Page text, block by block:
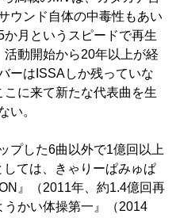
ウンド自体の中毒性もあい
か月というスピードで再生
活動開始から20年以上が経
ーはISSAしか残っていな
に来て新たな代表曲を生
い。
した6曲以外で1億回以上
ては、きゃりーぱみゅぱ
』（2011年、約1.4億回再
かい体操第一』（2014